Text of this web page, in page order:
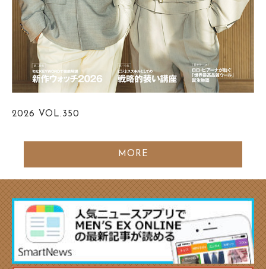
2026 VOL.350
MORE